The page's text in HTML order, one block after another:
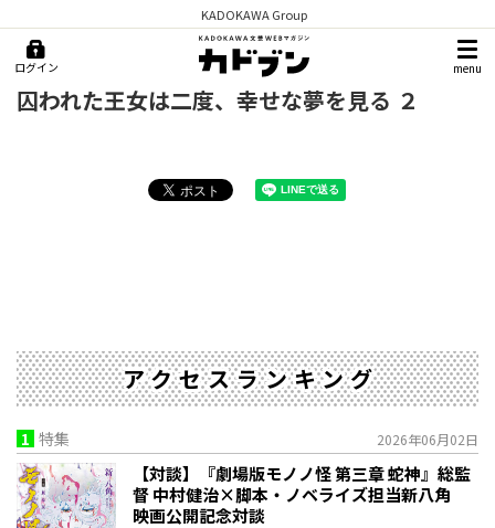
KADOKAWA Group
ログイン menu
囚われた王女は二度、幸せな夢を見る ２
アクセスランキング
1 特集 2026年06月02日
【対談】『劇場版モノノ怪 第三章 蛇神』総監
督 中村健治×脚本・ノベライズ担当新八角
映画公開記念対談